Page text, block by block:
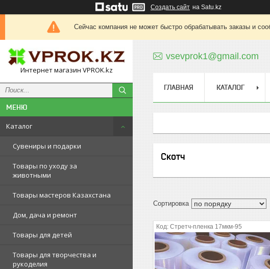
Создать сайт на Satu.kz
Сейчас компания не может быстро обрабатывать заказы и
Интернет магазин VPROK.kz
Каталог
Сувениры и подарки
Товары по уходу за
животными
Товары мастеров Казахстана
Дом, дача и ремонт
Товары для детей
Товары для творчества и
рукоделия
vsevprok1@gmail.com
ГЛАВНАЯ КАТАЛОГ
Скотч
Стретч-пленка 17мкм-95